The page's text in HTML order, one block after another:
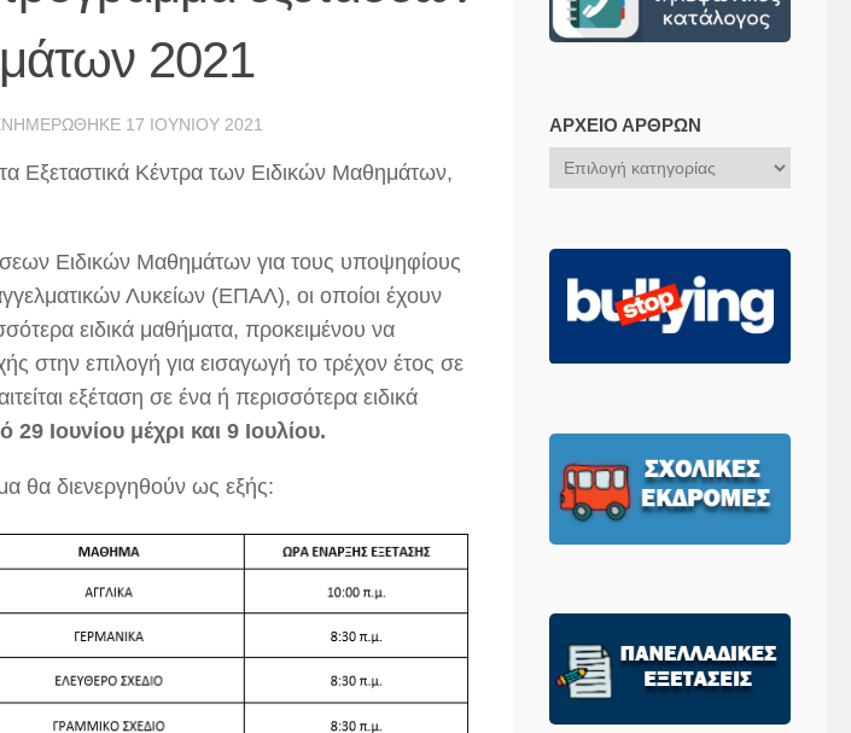
2021
17 ΙΟΥΝΊΟΥ 2021
Εξεταστικά Κέντρα των Ειδικών Μαθημάτων,
Ειδικών Μαθημάτων για τους υποψηφίους
Λυκείων (ΕΠΑΛ), οι οποίοι έχουν
ειδικά μαθήματα, προκειμένου να
στην επιλογή για εισαγωγή το τρέχον έτος σε
εξέταση σε ένα ή περισσότερα ειδικά
29 Ιουνίου μέχρι και 9 Ιουλίου.
θα διενεργηθούν ως εξής:
ΑΡΧΕΊΟ ΆΡΘΡΩΝ
Αρχείο
Άρθρων